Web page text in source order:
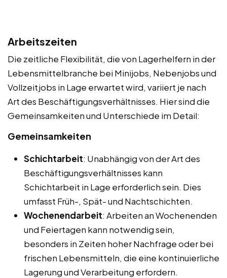
Arbeitszeiten
Die zeitliche Flexibilität, die von Lagerhelfern in der
Lebensmittelbranche bei Minijobs, Nebenjobs und
Vollzeitjobs in Lage erwartet wird, variiert je nach
Art des Beschäftigungsverhältnisses. Hier sind die
Gemeinsamkeiten und Unterschiede im Detail:
Gemeinsamkeiten
Schichtarbeit: Unabhängig von der Art des
Beschäftigungsverhältnisses kann
Schichtarbeit in Lage erforderlich sein. Dies
umfasst Früh-, Spät- und Nachtschichten.
Wochenendarbeit: Arbeiten an Wochenenden
und Feiertagen kann notwendig sein,
besonders in Zeiten hoher Nachfrage oder bei
frischen Lebensmitteln, die eine kontinuierliche
Lagerung und Verarbeitung erfordern.